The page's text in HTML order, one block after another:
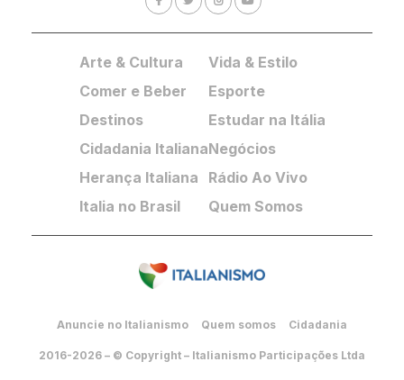
Arte & Cultura
Comer e Beber
Destinos
Cidadania Italiana
Herança Italiana
Italia no Brasil
Vida & Estilo
Esporte
Estudar na Itália
Negócios
Rádio Ao Vivo
Quem Somos
Anuncie no Italianismo Quem somos Cidadania
2016-2026 – © Copyright – Italianismo Participações Ltda